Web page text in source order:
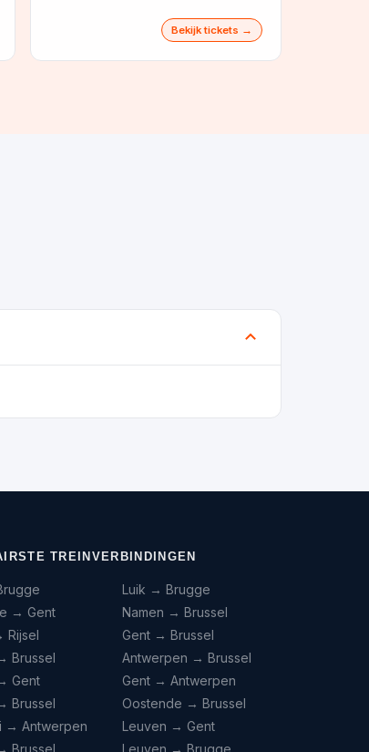
Bekijk tickets →
TREINVERBINDINGEN
→ Gent
Rijsel
Brussel
Gent
Brussel
→ Antwerpen
Brussel
Luik → Brugge
Namen → Brussel
Gent → Brussel
Antwerpen → Brussel
Gent → Antwerpen
Oostende → Brussel
Leuven → Gent
Leuven → Brugge